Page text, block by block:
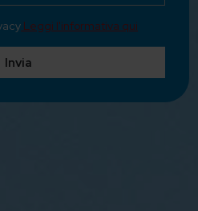
Leggi l'informativa qui
Invia